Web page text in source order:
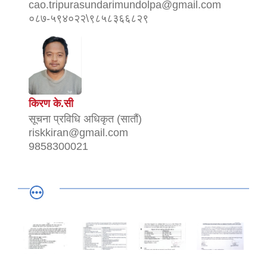
cao.tripurasundarimundolpa@gmail.com
०८७-५९४०२२\९८५८३६६८२९
किरण के.सी
सूचना प्रविधि अधिकृत (सातौं)
riskkiran@gmail.com
9858300021